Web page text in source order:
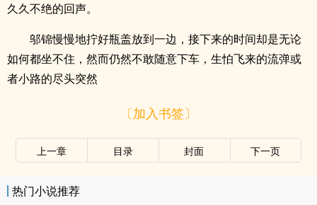
久久不绝的回声。
邬锦慢慢地拧好瓶盖放到一边，接下来的时间却是无论
如何都坐不住，然而仍然不敢随意下车，生怕飞来的流弹或
者小路的尽头突然
〔加入书签〕
上一章 目录 封面 下一页
热门小说推荐